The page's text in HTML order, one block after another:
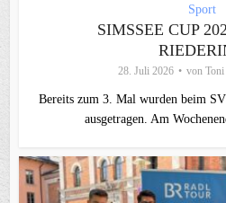
Sport
SIMSSEE CUP
28. Juli 2026 von Toni
Bereits zum 3. Mal wurden beim
ausgetragen. Am